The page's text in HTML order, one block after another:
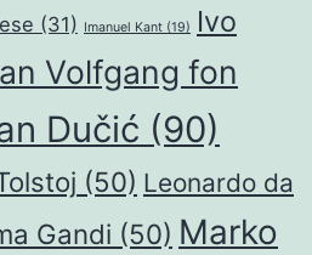
(31) Imanuel Kant (19)
Ivo
Volfgang fon
Dučić (90)
(50) Leonardo da
Gandi (50) Marko